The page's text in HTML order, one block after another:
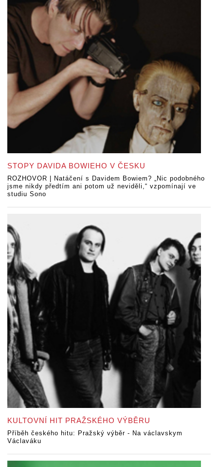
STOPY DAVIDA BOWIEHO V ČESKU
ROZHOVOR | Natáčení s Davidem Bowiem? „Nic podobného
jsme nikdy předtím ani potom už neviděli,“ vzpomínají ve
studiu Sono
KULTOVNÍ HIT PRAŽSKÉHO VÝBĚRU
Příběh českého hitu: Pražský výběr - Na václavskym
Václaváku